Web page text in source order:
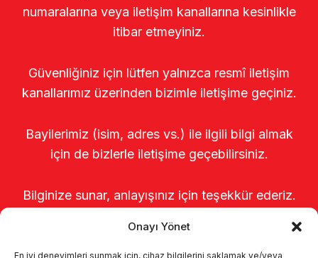
Onayı Yönet
En iyi deneyimleri sunmak için, cihaz bilgilerini saklamak ve/veya
numaralarına veya iletişim kanallarına kesinlikle
itibar etmeyiniz.
Güvenliğiniz için lütfen yalnızca resmî iletişim
kanallarımız üzerinden bizimle iletişime geçiniz.
Bayilerimiz (isim, adres vs.) ile ilgili bilgi almak
için de bizlerle iletişime geçebilirsiniz.
Bilginize sunar, anlayışınız için teşekkür ederiz.